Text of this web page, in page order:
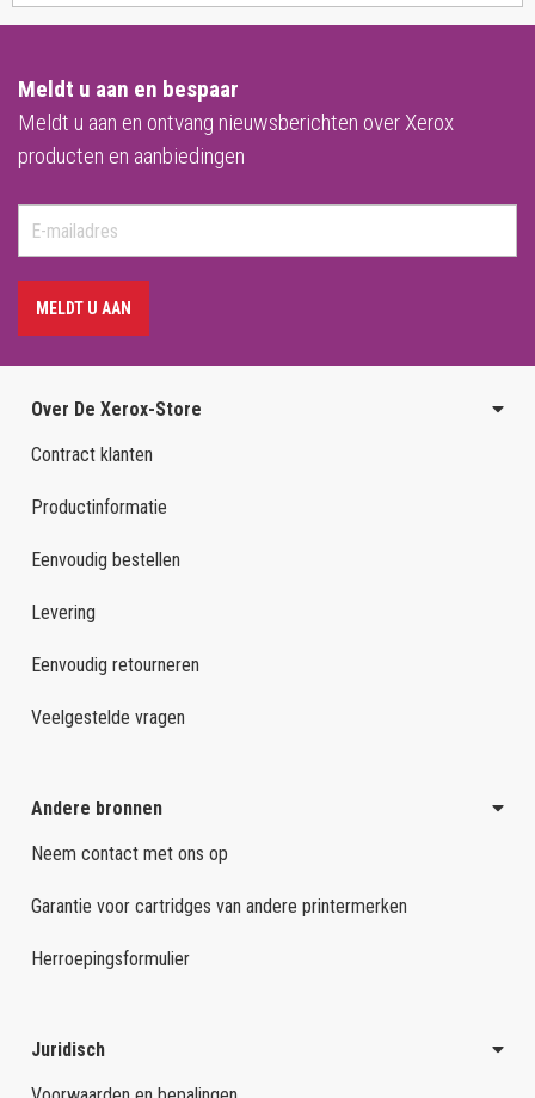
Meldt u aan en bespaar
Meldt u aan en ontvang nieuwsberichten over Xerox
producten en aanbiedingen
MELDT U AAN
Over De Xerox-Store
Contract klanten
Productinformatie
Eenvoudig bestellen
Levering
Eenvoudig retourneren
Veelgestelde vragen
Andere bronnen
Neem contact met ons op
Garantie voor cartridges van andere printermerken
Herroepingsformulier
Juridisch